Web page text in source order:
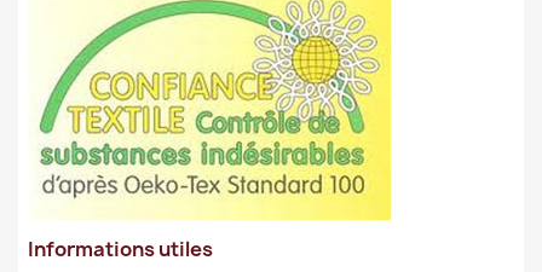
Informations utiles